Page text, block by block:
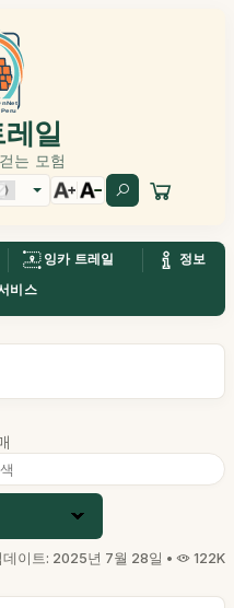
일
는 모험
잉카 트레일
정보
비스
데이트: 2025년 7월 28일 • 122K